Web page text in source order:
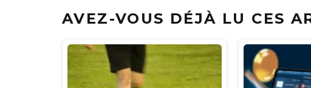
AVEZ-VOUS DÉJÀ LU CES